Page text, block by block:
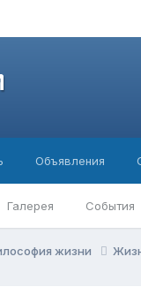
Галерея События
Объявления
жизни